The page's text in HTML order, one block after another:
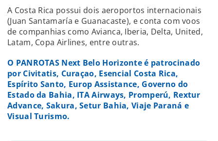
A Costa Rica possui dois aeroportos internacionais
(Juan Santamaría e Guanacaste), e conta com voos
de companhias como Avianca, Iberia, Delta, United,
Latam, Copa Airlines, entre outras.
O PANROTAS Next Belo Horizonte é patrocinado
por Civitatis, Curaçao, Esencial Costa Rica,
Espírito Santo, Europ Assistance, Governo do
Estado da Bahia, ITA Airways, Promperú, Rextur
Advance, Sakura, Setur Bahia, Viaje Paraná e
Visual Turismo.